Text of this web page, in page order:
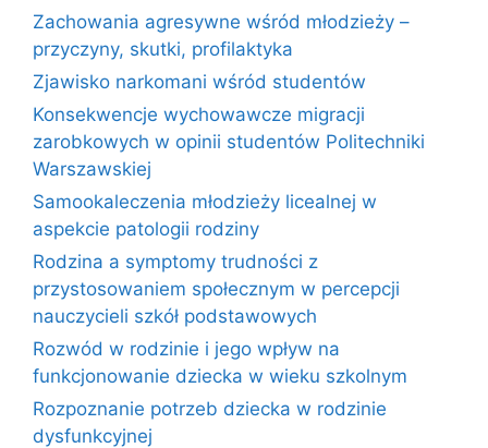
Zachowania agresywne wśród młodzieży –
przyczyny, skutki, profilaktyka
Zjawisko narkomani wśród studentów
Konsekwencje wychowawcze migracji
zarobkowych w opinii studentów Politechniki
Warszawskiej
Samookaleczenia młodzieży licealnej w
aspekcie patologii rodziny
Rodzina a symptomy trudności z
przystosowaniem społecznym w percepcji
nauczycieli szkół podstawowych
Rozwód w rodzinie i jego wpływ na
funkcjonowanie dziecka w wieku szkolnym
Rozpoznanie potrzeb dziecka w rodzinie
dysfunkcyjnej